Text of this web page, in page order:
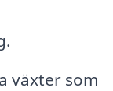
växter som